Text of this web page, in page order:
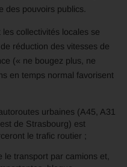
des pouvoirs publics.
collectivités locales se
réduction des vitesses de
(« ne bougez plus, ne
en temps normal favorisent
urbaines (A45, A31
de Strasbourg) est
le trafic routier ;
le transport par camions et,